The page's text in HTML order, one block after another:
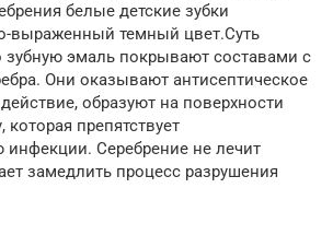
белые детские зубки
выраженный темный цвет.Суть
зубную эмаль покрывают составами с
Они оказывают антисептическое
образуют на поверхности
препятствует
инфекции. Серебрение не лечит
замедлить процесс разрушения